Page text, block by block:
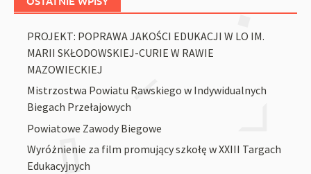
PROJEKT: POPRAWA JAKOŚCI EDUKACJI W LO IM.
MARII SKŁODOWSKIEJ-CURIE W RAWIE
MAZOWIECKIEJ
Mistrzostwa Powiatu Rawskiego w Indywidualnych
Biegach Przełajowych
Powiatowe Zawody Biegowe
Wyróżnienie za film promujący szkołę w XXIII Targach
Edukacyjnych